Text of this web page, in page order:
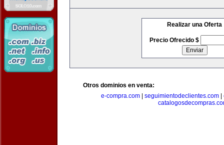
Realizar una Oferta
Precio Ofrecido $
Otros dominios en venta:
e-compra.com
seguimientodeclientes.com